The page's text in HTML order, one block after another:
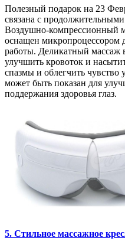
Полезный подарок на 23
связана с
Воздушно-компрессионный
оснащен микропроцессором
работы. Деликатный массаж
улучшить кровоток и
спазмы и облегчить чувство
может быть показан для
поддержания здоровья глаз.
5. Стильное массажное